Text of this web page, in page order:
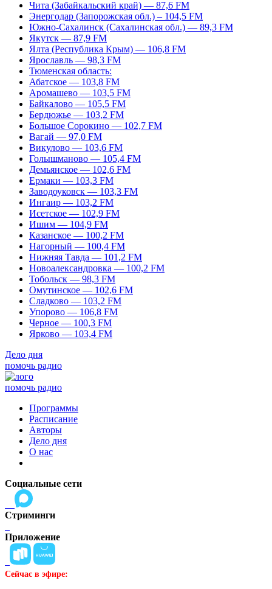
Чита (Забайкальский край) — 87,6 FM
Энергодар (Запорожская обл.) – 104,5 FM
Южно-Сахалинск (Сахалинская обл.) — 89,3 FM
Якутск — 87,9 FM
Ялта (Республика Крым) — 106,8 FM
Ярославль — 98,3 FM
Тюменская область:
Абатское — 103,8 FM
Аромашево — 103,5 FM
Байкалово — 105,5 FM
Бердюжье — 103,2 FM
Большое Сорокино — 102,7 FM
Вагай — 97,0 FM
Викулово — 103,6 FM
Голышманово — 105,4 FM
Демьянское — 102,6 FM
Ермаки — 103,3 FM
Заводоуковск — 103,3 FM
Ингаир — 103,2 FM
Исетское — 102,9 FM
Ишим — 104,9 FM
Казанское — 100,2 FM
Нагорный — 100,4 FM
Нижняя Тавда — 101,2 FM
Новоалександровка — 100,2 FM
Тобольск — 98,3 FM
Омутинское — 102,6 FM
Сладково — 103,2 FM
Упорово — 106,8 FM
Черное — 100,3 FM
Ярково — 103,4 FM
Дело дня
помочь радио
помочь радио
Программы
Расписание
Авторы
Дело дня
О нас
Социальные сети
Стриминги
Приложение
Сейчас в эфире: